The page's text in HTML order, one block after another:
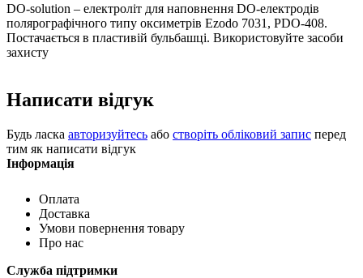
DO-solution – електроліт для наповнення DO-електродів
полярографічного типу оксиметрів Ezodo 7031, PDO-408.
Постачається в пластивій бульбашці. Використовуйте засоби
захисту
Написати відгук
Будь ласка авторизуйтесь або створіть обліковий запис перед
тим як написати відгук
Інформація
Оплата
Доставка
Умови повернення товару
Про нас
Служба підтримки